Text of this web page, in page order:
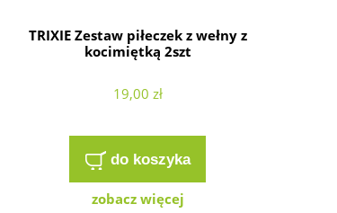
TRIXIE Zestaw piłeczek z wełny z
kocimiętką 2szt
19,00 zł
do koszyka
zobacz więcej